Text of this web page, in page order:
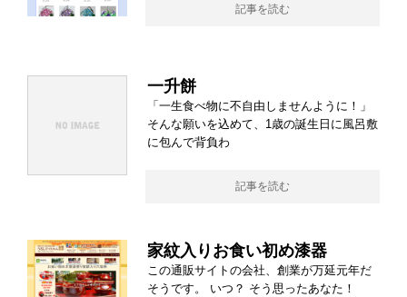
記事を読む
一升餅
「一生食べ物に不自由しませんように！」
そんな願いを込めて、1歳の誕生日に風呂敷
に包んで背負わ
記事を読む
家紋入りお食い初め漆器
この通販サイトの会社、創業が万延元年だ
そうです。 いつ？ そう思ったあなた！